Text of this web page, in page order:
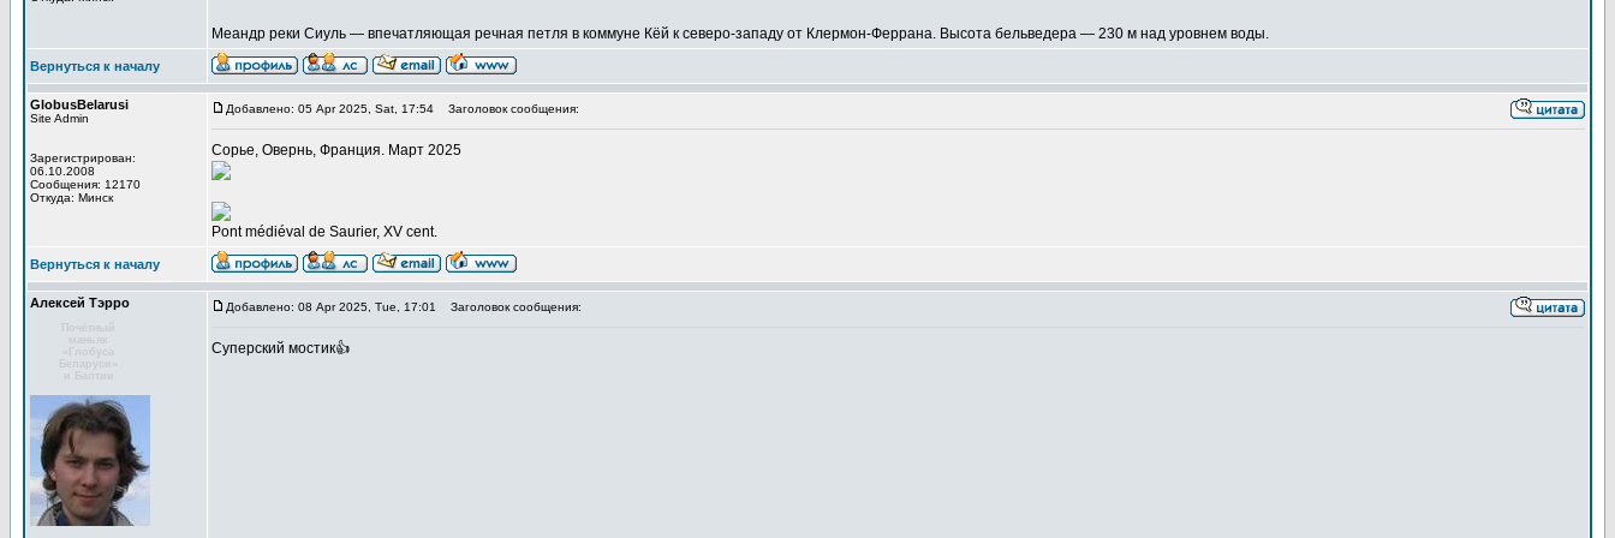
Меандр реки Сиуль — впечатляющая речная петля в коммуне Кёй к северо-западу от Клермон-Феррана. Высота бельведера — 230 м над уровнем воды.
Вернуться к началу
GlobusBelarusi
Site Admin
Зарегистрирован:
06.10.2008
Сообщения: 12170
Откуда: Минск
Добавлено: 05 Apr 2025, Sat, 17:54 Заголовок сообщения:
Сорье, Овернь, Франция. Март 2025
Pont médiéval de Saurier, XV cent.
Вернуться к началу
Алексей Тэрро
Почётный
маньяк
«Глобуса
Беларуси»
и Балтии
Добавлено: 08 Apr 2025, Tue, 17:01 Заголовок сообщения:
Суперский мостик👍